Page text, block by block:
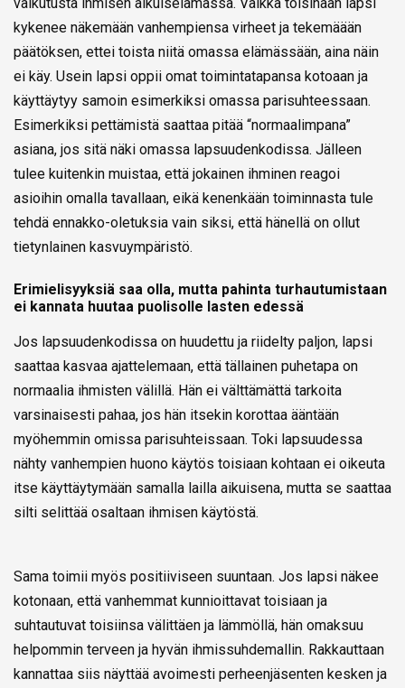
kykenee näkemään vanhempiensa virheet ja tekemäään
päätöksen, ettei toista niitä omassa elämässään, aina näin
ei käy. Usein lapsi oppii omat toimintatapansa kotoaan ja
käyttäytyy samoin esimerkiksi omassa parisuhteessaan.
Esimerkiksi pettämistä saattaa pitää “normaalimpana”
asiana, jos sitä näki omassa lapsuudenkodissa. Jälleen
tulee kuitenkin muistaa, että jokainen ihminen reagoi
asioihin omalla tavallaan, eikä kenenkään toiminnasta tule
tehdä ennakko-oletuksia vain siksi, että hänellä on ollut
tietynlainen kasvuympäristö.
Erimielisyyksiä saa olla, mutta pahinta turhautumistaan
ei kannata huutaa puolisolle lasten edessä
Jos lapsuudenkodissa on huudettu ja riidelty paljon, lapsi
saattaa kasvaa ajattelemaan, että tällainen puhetapa on
normaalia ihmisten välillä. Hän ei välttämättä tarkoita
varsinaisesti pahaa, jos hän itsekin korottaa ääntään
myöhemmin omissa parisuhteissaan. Toki lapsuudessa
nähty vanhempien huono käytös toisiaan kohtaan ei oikeuta
itse käyttäytymään samalla lailla aikuisena, mutta se saattaa
silti selittää osaltaan ihmisen käytöstä.
Sama toimii myös positiiviseen suuntaan. Jos lapsi näkee
kotonaan, että vanhemmat kunnioittavat toisiaan ja
suhtautuvat toisiinsa välittäen ja lämmöllä, hän omaksuu
helpommin terveen ja hyvän ihmissuhdemallin. Rakkauttaan
kannattaa siis näyttää avoimesti perheenjäsenten kesken ja